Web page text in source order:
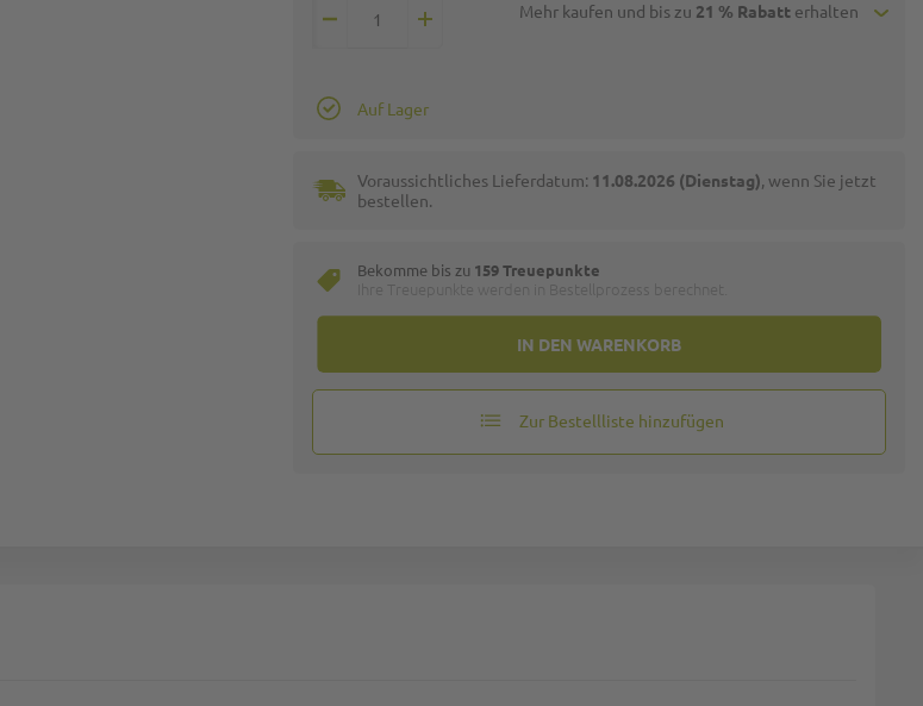
Mehr kaufen und bis zu 21 % Rabatterhalten
IN DEN WARENKORB
Auf Lager
Voraussichtliches Lieferdatum: 11.08.2026 (Dienstag), wenn Sie jetzt
bestellen.
Bekomme bis zu 159 Treuepunkte
Zur Bestellliste hinzufügen